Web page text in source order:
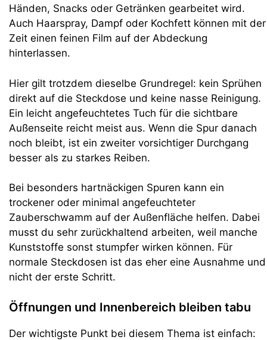
Händen, Snacks oder Getränken gearbeitet wird.
Auch Haarspray, Dampf oder Kochfett können mit der
Zeit einen feinen Film auf der Abdeckung
hinterlassen.
Hier gilt trotzdem dieselbe Grundregel: kein Sprühen
direkt auf die Steckdose und keine nasse Reinigung.
Ein leicht angefeuchtetes Tuch für die sichtbare
Außenseite reicht meist aus. Wenn die Spur danach
noch bleibt, ist ein zweiter vorsichtiger Durchgang
besser als zu starkes Reiben.
Bei besonders hartnäckigen Spuren kann ein
trockener oder minimal angefeuchteter
Zauberschwamm auf der Außenfläche helfen. Dabei
musst du sehr zurückhaltend arbeiten, weil manche
Kunststoffe sonst stumpfer wirken können. Für
normale Steckdosen ist das eher eine Ausnahme und
nicht der erste Schritt.
Öffnungen und Innenbereich bleiben tabu
Der wichtigste Punkt bei diesem Thema ist einfach: